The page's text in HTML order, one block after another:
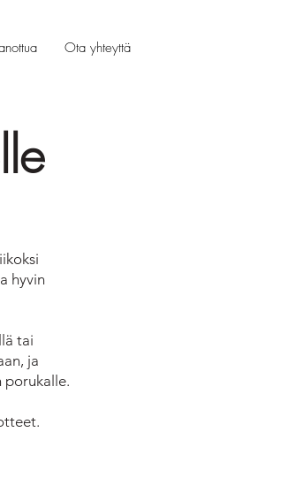
Ota yhteyttä
hyvin
tai
ja
porukalle.